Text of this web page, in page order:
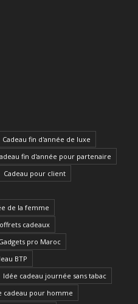
Cadeau fin d'année de luxe
fin d'année pour partenaire
Cadeau pour client
de la femme
cadeaux
pro Maroc
BTP
Idée cadeau journée sans tabac
cadeau pour homme